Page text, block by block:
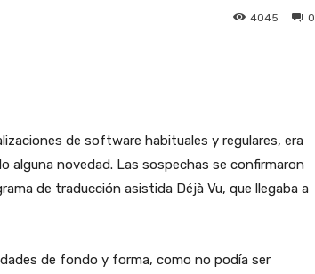
0
4045
de software habituales y regulares, era
alguna novedad. Las sospechas se confirmaron
de traducción asistida Déjà Vu, que llegaba a
de fondo y forma, como no podía ser